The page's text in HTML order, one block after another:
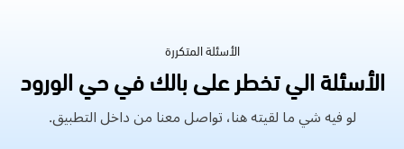
الأسئلة المتكررة
الأسئلة الي تخطر على بالك في حي الورود
لو فيه شي ما لقيته هنا، تواصل معنا من داخل التطبيق.